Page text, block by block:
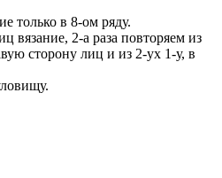
только в 8-ом ряду.
вязание, 2-а раза повторяем из
сторону лиц и из 2-ух 1-у, в